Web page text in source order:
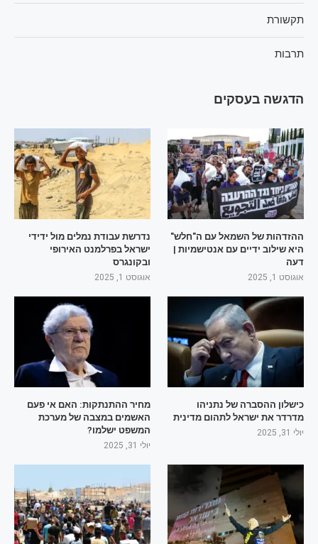
תקשורת
תרבות
הדגשה בעסקים
ההזדהות של השמאל עם ה"חלש"
היא שילוב ידיים עם אנטישמיות |
דעה
אוגוסט 1, 2025
נדרשת עבודת נמלים מול ידידי
ישראל בפרלמנט האירופי
ובקונגרס
אוגוסט 1, 2025
כישלון ההסברה של נתניהו
מדרדר את ישראל לתהום מדינית
יולי 31, 2025
מחיר ההתנתקות: האם אי פעם
האשמים במצבה של מערכת
המשפט ישלמו?
יולי 31, 2025